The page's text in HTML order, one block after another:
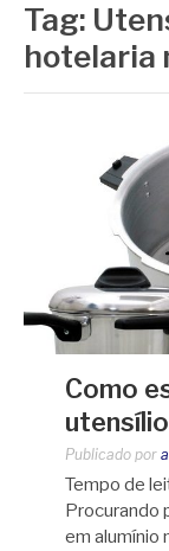
Tag:
hotelaria
Como
Publicado por
Tempo de
Procurando
em alumínio